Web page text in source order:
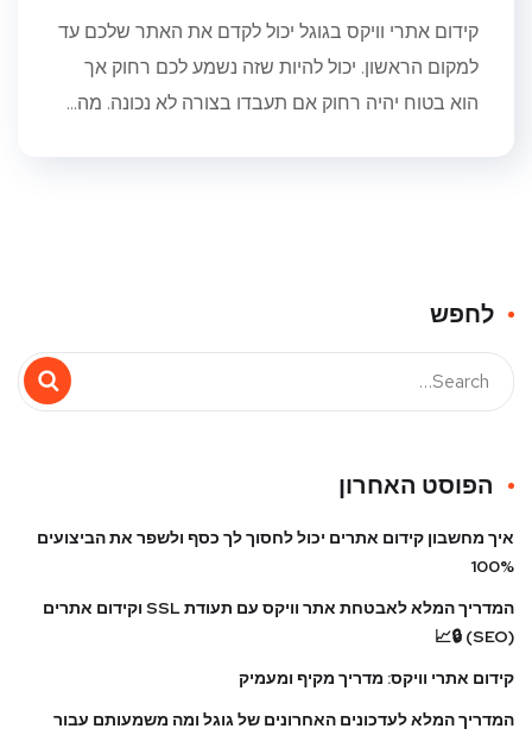
קידום אתרי וויקס בגוגל יכול לקדם את האתר שלכם עד
למקום הראשון. יכול להיות שזה נשמע לכם רחוק אך
הוא בטוח יהיה רחוק אם תעבדו בצורה לא נכונה. מה...
לחפש
הפוסט האחרון
איך מחשבון קידום אתרים יכול לחסוך לך כסף ולשפר את הביצועים
100%
המדריך המלא לאבטחת אתר וויקס עם תעודת SSL וקידום אתרים
(SEO) 🔒📈
קידום אתרי וויקס: מדריך מקיף ומעמיק
המדריך המלא לעדכונים האחרונים של גוגל ומה משמעותם עבור